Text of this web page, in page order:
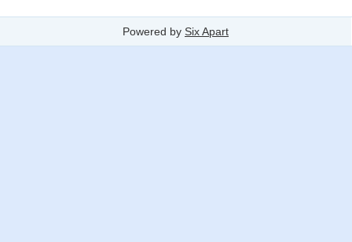
Powered by Six Apart